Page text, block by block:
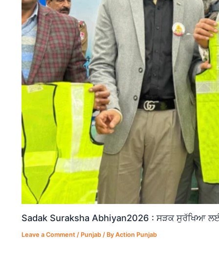
Sadak Suraksha Abhiyan2026 : ਸੜਕ ਸੁਰੱਖਿਆ
Leave a Comment / Punjab / ByAction Punjab